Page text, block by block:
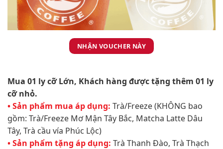
NHẬN VOUCHER NÀY
Mua 01 ly cỡ Lớn, Khách hàng được tặng thêm 01 ly
cỡ nhỏ.
• Sản phẩm mua áp dụng: Trà/Freeze (KHÔNG bao
gồm: Trà/Freeze Mơ Mận Tây Bắc, Matcha Latte Dâu
Tây, Trà cầu vía Phúc Lộc)
• Sản phẩm tặng áp dụng: Trà Thanh Đào, Trà Thạch